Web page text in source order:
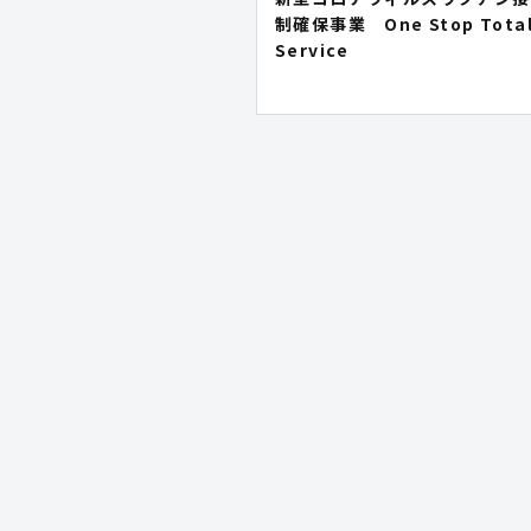
制確保事業 One Stop
Service